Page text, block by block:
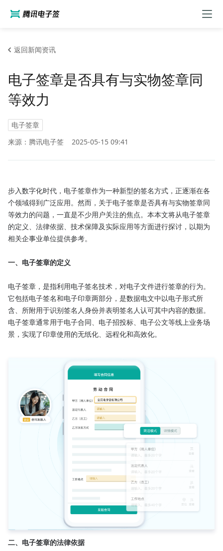
返回新闻资讯
电子签章是否具有与实物签章同
等效力
电子签章
来源：腾讯电子签
2025-05-15 09:41
步入数字化时代，电子签章作为一种新型的签名方式，正逐渐在各
个领域得到广泛应用。然而，关于电子签章是否具有与实物签章同
等效力的问题，一直是不少用户关注的焦点。本本文将从电子签章
的定义、法律依据、技术保障及实际应用等方面进行探讨，以期为
相关企事业单位提供参考。
一、电子签章的定义
电子签章，是指利用电子签名技术，对电子文件进行签章的行为。
它包括电子签名和电子印章两部分，是数据电文中以电子形式所
含、所附用于识别签名人身份并表明签名人认可其中内容的数据。
电子签章通常用于电子合同、电子招投标、电子公文等线上业务场
景，实现了印章使用的无纸化、远程化和高效化。
二、电子签章的法律依据